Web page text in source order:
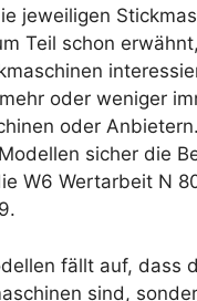
jeweiligen
Teil schon
oder weniger
oder
sicher die
W6 Wertarbeit N
fällt auf, dass
sind,